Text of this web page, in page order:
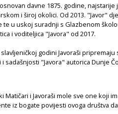
davne 1875. godine,
i široj okolici. Od 2013. "Javor"
te u uskoj suradnji s Glazbenom
i voditeljica "Javora" od 2017.
godini Javoraši
sadašnjosti "Javora" autorica Dunje
Matičari i Javoraši mole sve one koji
iz bogate povijesti ovoga društva